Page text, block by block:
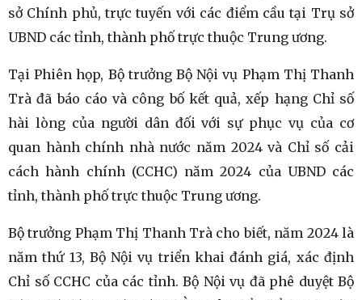
sở Chính phủ, trực tuyến với các điểm cầu tại Trụ sở
UBND các tỉnh, thành phố trực thuộc Trung ương.
Tại Phiên họp, Bộ trưởng Bộ Nội vụ Phạm Thị Thanh
Trà đã báo cáo và công bố kết quả, xếp hạng Chỉ số
hài lòng của người dân đối với sự phục vụ của cơ
quan hành chính nhà nước năm 2024 và Chỉ số cải
cách hành chính (CCHC) năm 2024 của UBND các
tỉnh, thành phố trực thuộc Trung ương.
Bộ trưởng Phạm Thị Thanh Trà cho biết, năm 2024 là
năm thứ 13, Bộ Nội vụ triển khai đánh giá, xác định
Chỉ số CCHC của các tỉnh. Bộ Nội vụ đã phê duyệt Bộ